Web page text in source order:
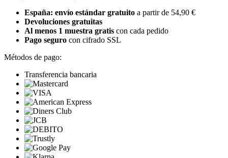
España: envío estándar gratuito a partir de 54,90 €
Devoluciones gratuitas
Al menos 1 muestra gratis con cada pedido
Pago seguro con cifrado SSL
Métodos de pago:
Transferencia bancaria